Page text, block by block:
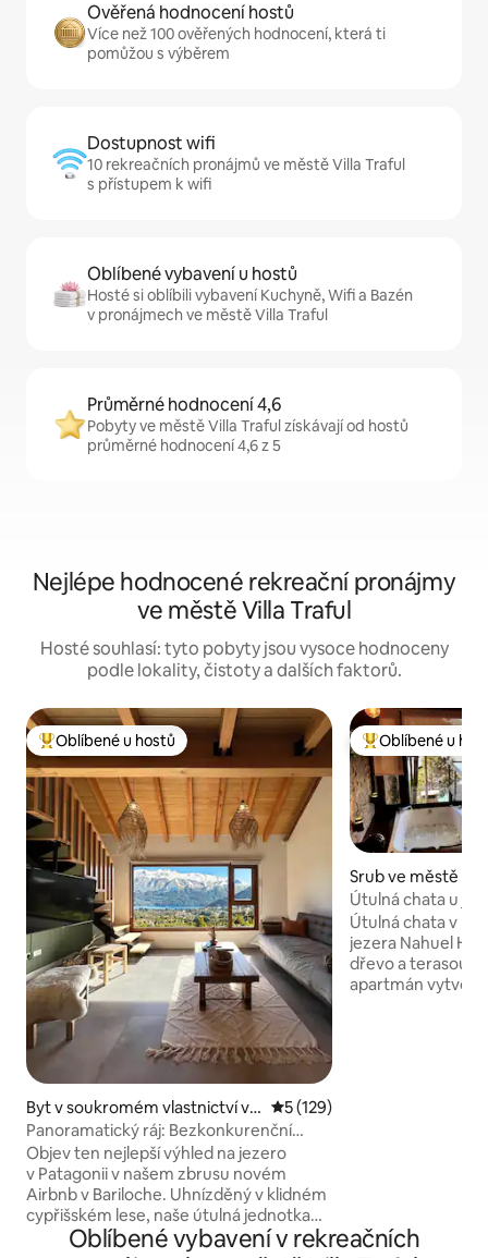
Ověřená hodnocení hostů
Více než 100 ověřených hodnocení, která ti
pomůžou s výběrem
Dostupnost wifi
10 rekreačních pronájmů ve městě Villa Traful
s přístupem k wifi
Oblíbené vybavení u hostů
Hosté si oblíbili vybavení Kuchyně, Wifi a Bazén
v pronájmech ve městě Villa Traful
Průměrné hodnocení 4,6
Pobyty ve městě Villa Traful získávají od hostů
průměrné hodnocení 4,6 z 5
Nejlépe hodnocené rekreační pronájmy
ve městě Villa Traful
Hosté souhlasí: tyto pobyty jsou vysoce hodnoceny
podle lokality, čistoty a dalších faktorů.
Nejlepší v kategorii Oblíbené u hostů
Oblíbené u hostů
Byt v soukromém vlastnictví ve
městě San Carlos de Bariloche
Průměrné hodnocení 5 z 5,
5 (129)
Panoramatický ráj: Bezkonkurenční
výhledy pro páry
Objev ten nejlepší výhled na jezero
v Patagonii v našem zbrusu novém
Airbnb v Bariloche. Uhnízděný v klidném
cypřišském lese, naše útulná jednotka
pro dva nabízí bezkonkurenční výhled na
Nejlepší v
Oblíbené u
Srub ve městě
riloche
Útulná chata u
Útulná chata v
jezera Nahuel
dřevo a terasou.
apartmán
Oblíbené vybavení v rekreačních